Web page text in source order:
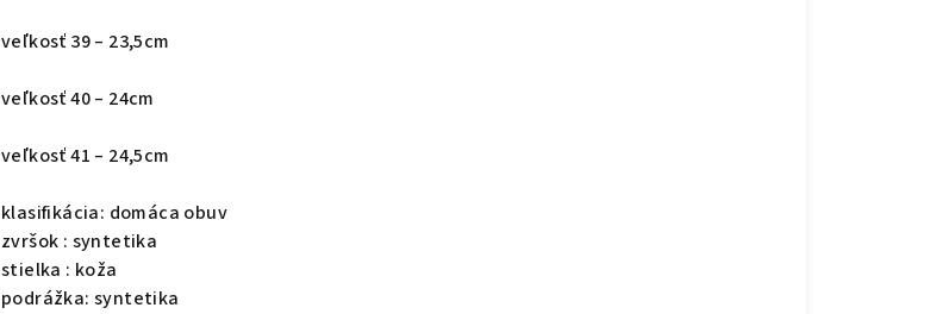
veľkosť 39 – 23,5cm
veľkosť 40 – 24cm
veľkosť 41 – 24,5cm
klasifikácia: domáca obuv
zvršok : syntetika
stielka : koža
podrážka: syntetika